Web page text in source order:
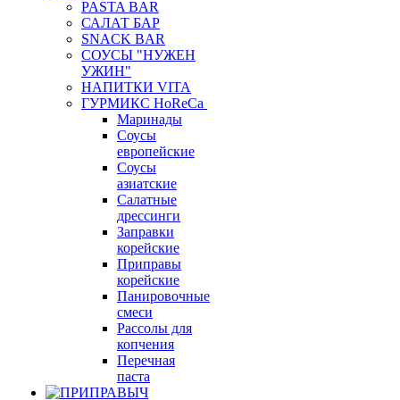
PASTA BAR
САЛАТ БАР
SNACK BAR
СОУСЫ "НУЖЕН
УЖИН"
НАПИТКИ VITA
ГУРМИКС HoReCa
Маринады
Соусы
европейские
Соуcы
азиатские
Салатные
дрессинги
Заправки
корейские
Приправы
корейские
Панировочные
смеси
Рассолы для
копчения
Перечная
паста